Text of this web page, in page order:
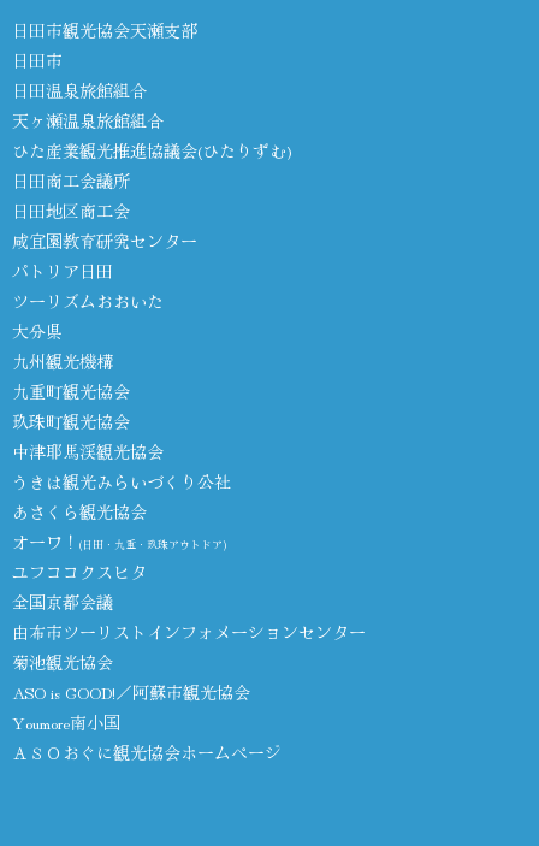
日田市観光協会天瀬支部
日田市
日田温泉旅館組合
天ヶ瀬温泉旅館組合
ひた産業観光推進協議会(ひたりずむ)
日田商工会議所
日田地区商工会
咸宜園教育研究センター
パトリア日田
ツーリズムおおいた
大分県
九州観光機構
九重町観光協会
玖珠町観光協会
中津耶馬渓観光協会
うきは観光みらいづくり公社
あさくら観光協会
オーワ！ (日田・九重・玖珠アウトドア)
ユフココクスヒタ
全国京都会議
由布市ツーリストインフォメーションセンター
菊池観光協会
ASO is GOOD!／阿蘇市観光協会
Youmore南小国
ＡＳＯおぐに観光協会ホームページ